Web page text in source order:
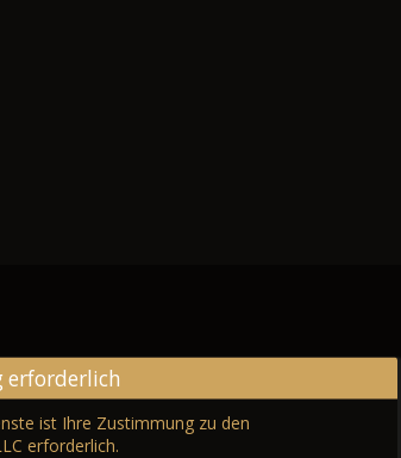
ist Ihre Zustimmung zu den
erforderlich.